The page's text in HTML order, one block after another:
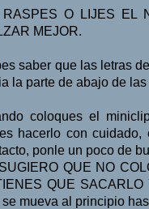
RASPES O LIJES EL
MEJOR.
saber que las letras
la parte de abajo de
coloques el
hacerlo con
ponle un poco de
QUE NO
QUE
mueva al principio